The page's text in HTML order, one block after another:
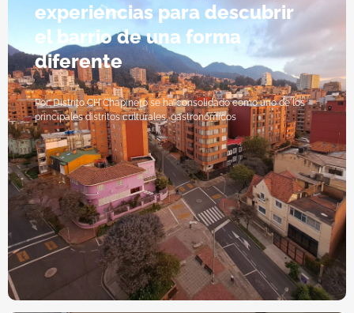
experiencias para descubrir
el barrio de una forma
diferente
Por: Distrito CH Chapinero se ha consolidado como uno de los
principales distritos culturales, gastronómicos